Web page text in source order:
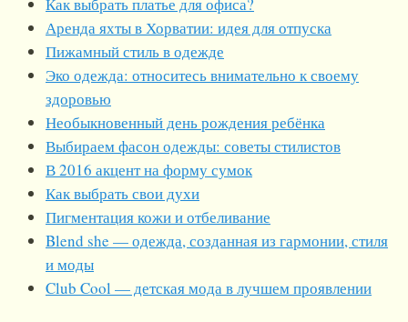
Аренда яхты в Хорватии: идея для отпуска
Пижамный стиль в одежде
Эко одежда: относитесь внимательно к своему
здоровью
Необыкновенный день рождения ребёнка
Выбираем фасон одежды: советы стилистов
В 2016 акцент на форму сумок
Как выбрать свои духи
Пигментация кожи и отбеливание
Blend she — одежда, созданная из гармонии, стиля
и моды
Club Cool — детская мода в лучшем проявлении